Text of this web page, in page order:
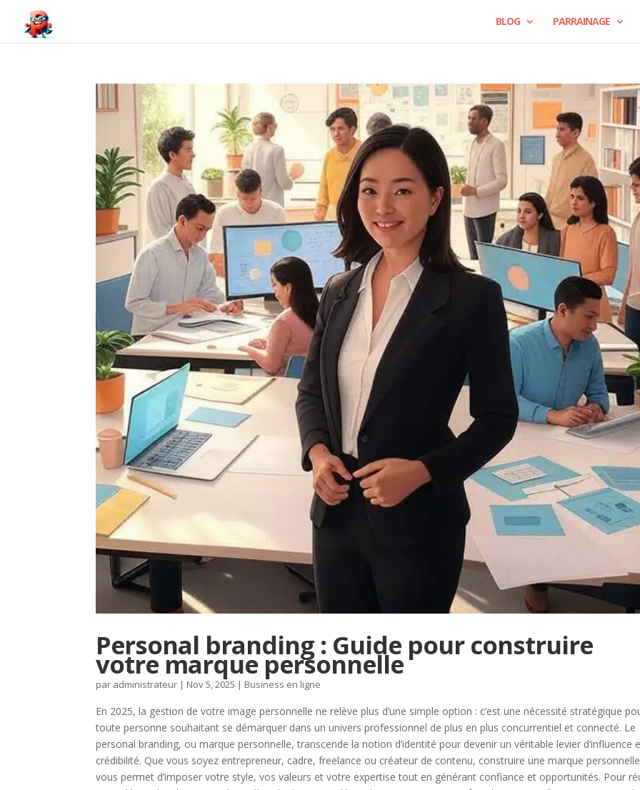
BLOG PARRAINAGE
Personal branding : Guide pour construire
votre marque personnelle
par administrateur | Nov 5, 2025 | Business en ligne
En 2025, la gestion de votre image personnelle ne relève plus d’une simple option : c’est une nécessité stratégique
toute personne souhaitant se démarquer dans un univers professionnel de plus en plus concurrentiel et connecté. Le
personal branding, ou marque personnelle, transcende la notion d’identité pour devenir un véritable levier d’influence
crédibilité. Que vous soyez entrepreneur, cadre, freelance ou créateur de contenu, construire une marque personnelle
vous permet d’imposer votre style, vos valeurs et votre expertise tout en générant confiance et opportunités. Pour